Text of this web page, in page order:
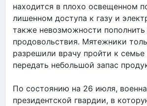
находится в плохо освещенном
лишенном доступа к газу и
также невозможности пополнить
продовольствия. Мятежники
разрешили врачу пройти к семье
передать небольшой запас
По состоянию на 26 июля,
президентской гвардии, в